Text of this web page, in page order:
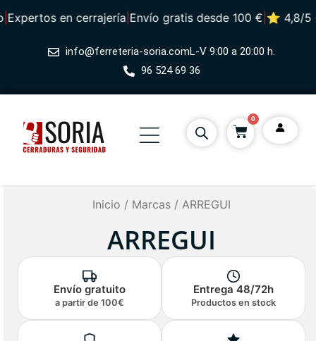
Expertos en cerrajería|Envío gratis desde 100 €|⭐ 4,8/5
info@ferreteria-soria.comL-V 9:00 a 20:00 h.
96 524 69 36
0
Inicio / Marcas / ARREGUI
ARREGUI
Envío gratuito
a partir de 100€
Entrega 48/72h
Productos en stock